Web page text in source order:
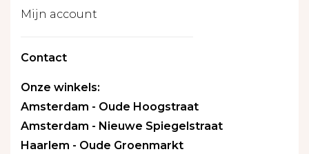
Mijn account
Contact
Onze winkels:
Amsterdam - Oude Hoogstraat
Amsterdam - Nieuwe Spiegelstraat
Haarlem - Oude Groenmarkt